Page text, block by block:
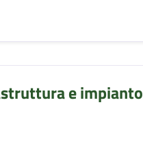
e impianto